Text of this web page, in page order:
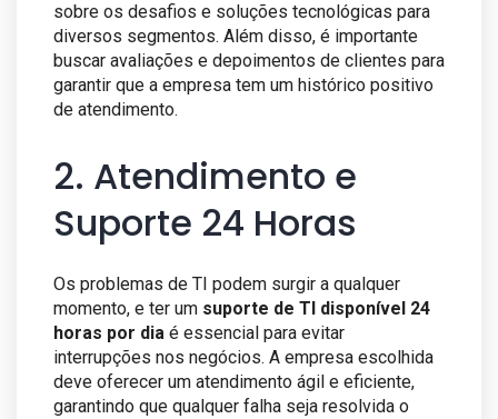
sobre os desafios e soluções tecnológicas para
diversos segmentos. Além disso, é importante
buscar avaliações e depoimentos de clientes para
garantir que a empresa tem um histórico positivo
de atendimento.
2. Atendimento e
Suporte 24 Horas
Os problemas de TI podem surgir a qualquer
momento, e ter um suporte de TI disponível 24
horas por dia é essencial para evitar
interrupções nos negócios. A empresa escolhida
deve oferecer um atendimento ágil e eficiente,
garantindo que qualquer falha seja resolvida o